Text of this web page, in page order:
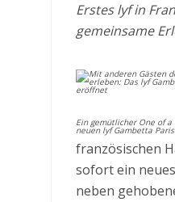
Erstes lyf in
gemeinsame
Ein gemütlicher One of a
neuen lyf Gambetta Paris.
französischen
sofort ein
neben